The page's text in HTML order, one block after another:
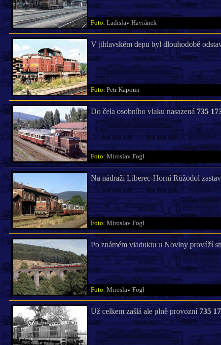
Foto: Ladislav Havránek
V jihlavském depu byl dlouhodobě
Foto: Petr Kapoun
Do čela osobního vlaku nasazená735
Foto: Miroslav Fogl
Na nádraží Liberec-Horní Růžodol
Foto: Miroslav Fogl
Po známém viaduktu u Noviny prováží
Foto: Miroslav Fogl
Už celkem zašlá ale plně provozní 735